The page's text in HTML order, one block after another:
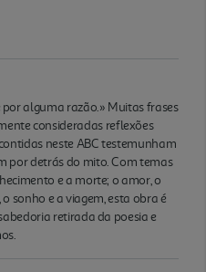
por alguma razão.» Muitas frases
consideradas reflexões
neste ABC testemunham
por detrás do mito. Com temas
e a morte; o amor, o
sonho e a viagem, esta obra é
retirada da poesia e